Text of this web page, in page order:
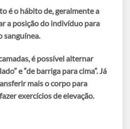
é o hábito de, geralmente a
a posição do indivíduo para
sanguínea.
é possível alternar
e “de barriga para cima”. Já
mais o corpo para
exercícios de elevação.